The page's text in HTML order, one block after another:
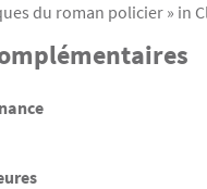
du roman policier » in